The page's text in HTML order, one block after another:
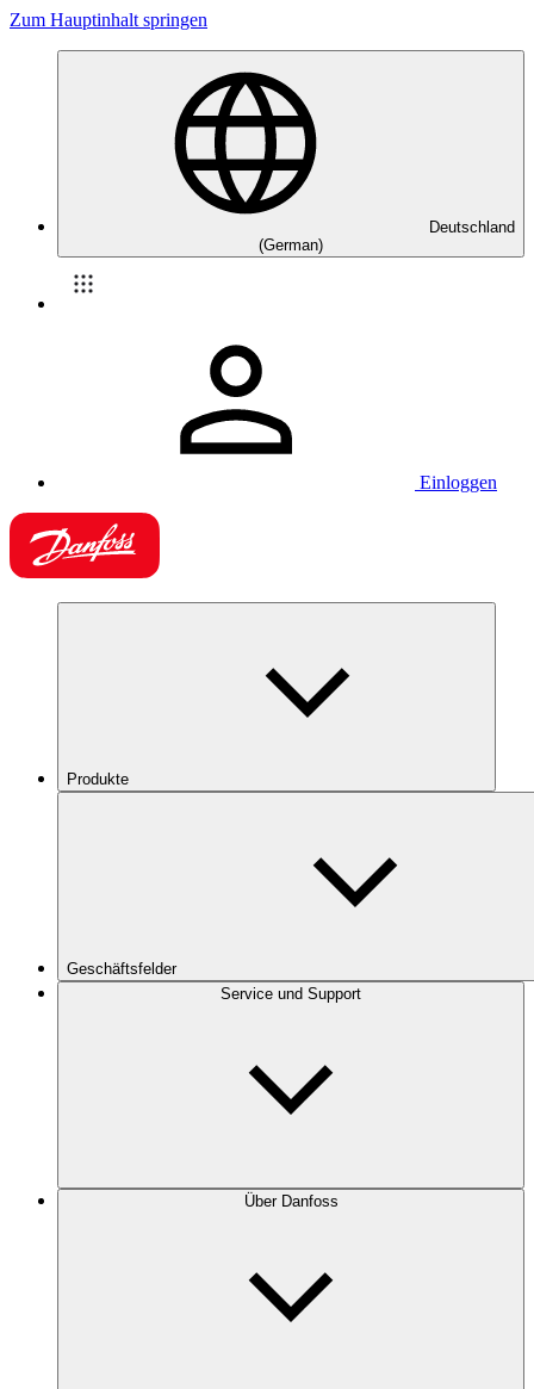
Zum Hauptinhalt springen
Deutschland
(German)
Einloggen
Produkte
Geschäftsfelder
Service und Support
Über Danfoss